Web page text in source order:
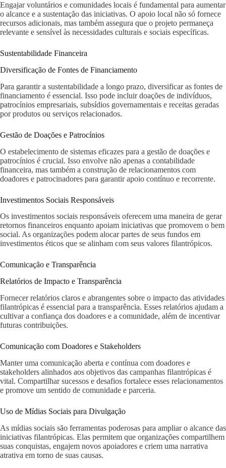
Engajar voluntários e comunidades locais é fundamental para aumentar
o alcance e a sustentação das iniciativas. O apoio local não só fornece
recursos adicionais, mas também assegura que o projeto permaneça
relevante e sensível às necessidades culturais e sociais específicas.
Sustentabilidade Financeira
Diversificação de Fontes de Financiamento
Para garantir a sustentabilidade a longo prazo, diversificar as fontes de
financiamento é essencial. Isso pode incluir doações de indivíduos,
patrocínios empresariais, subsídios governamentais e receitas geradas
por produtos ou serviços relacionados.
Gestão de Doações e Patrocínios
O estabelecimento de sistemas eficazes para a gestão de doações e
patrocínios é crucial. Isso envolve não apenas a contabilidade
financeira, mas também a construção de relacionamentos com
doadores e patrocinadores para garantir apoio contínuo e recorrente.
Investimentos Sociais Responsáveis
Os investimentos sociais responsáveis oferecem uma maneira de gerar
retornos financeiros enquanto apoiam iniciativas que promovem o bem
social. As organizações podem alocar partes de seus fundos em
investimentos éticos que se alinham com seus valores filantrópicos.
Comunicação e Transparência
Relatórios de Impacto e Transparência
Fornecer relatórios claros e abrangentes sobre o impacto das atividades
filantrópicas é essencial para a transparência. Esses relatórios ajudam a
cultivar a confiança dos doadores e a comunidade, além de incentivar
futuras contribuições.
Comunicação com Doadores e Stakeholders
Manter uma comunicação aberta e contínua com doadores e
stakeholders alinhados aos objetivos das campanhas filantrópicas é
vital. Compartilhar sucessos e desafios fortalece esses relacionamentos
e promove um sentido de comunidade e parceria.
Uso de Mídias Sociais para Divulgação
As mídias sociais são ferramentas poderosas para ampliar o alcance das
iniciativas filantrópicas. Elas permitem que organizações compartilhem
suas conquistas, engajem novos apoiadores e criem uma narrativa
atrativa em torno de suas causas.